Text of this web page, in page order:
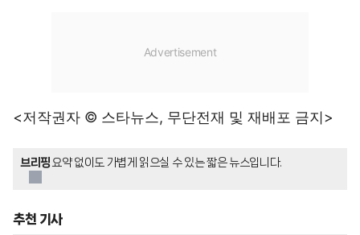
<저작권자 © 스타뉴스, 무단전재 및 재배포 금지>
브리핑 요약 없이도 가볍게 읽으실 수 있는 짧은 뉴스입니다.
추천 기사